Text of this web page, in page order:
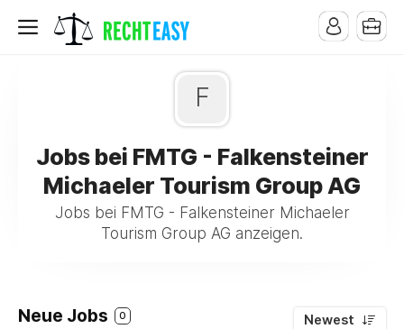
F
Jobs bei FMTG - Falkensteiner
Michaeler Tourism Group AG
Jobs bei FMTG - Falkensteiner Michaeler
Tourism Group AG anzeigen.
Neue Jobs 0 Newest